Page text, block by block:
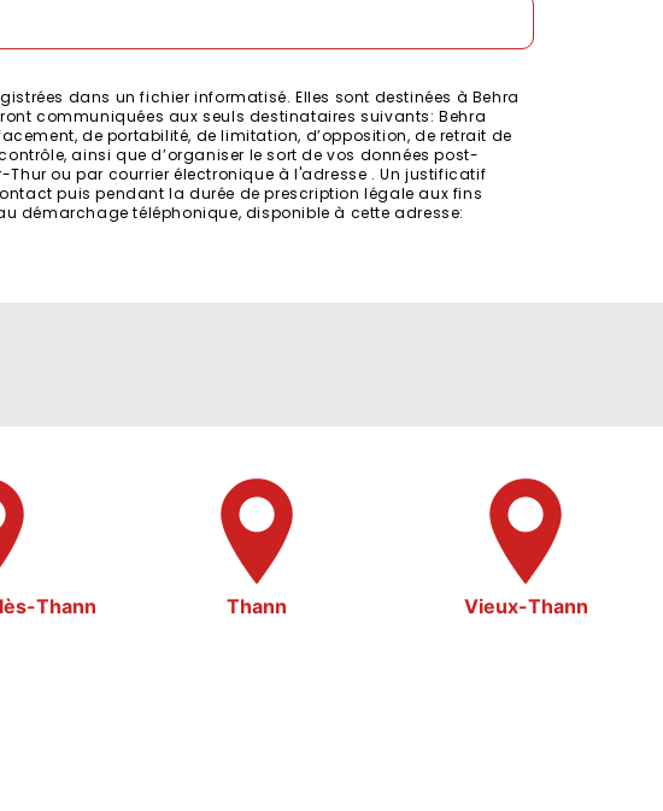
dans un fichier informatisé. Elles sont destinées à Behra
communiquées aux seuls destinataires suivants: Behra
de portabilité, de limitation, d’opposition, de retrait de
ainsi que d’organiser le sort de vos données post-
Thur ou par courrier électronique à l'adresse . Un justificatif
puis pendant la durée de prescription légale aux fins
démarchage téléphonique, disponible à cette adresse:
Thann Thann Vieux-Thann